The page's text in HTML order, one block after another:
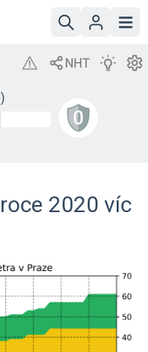
2020 víc